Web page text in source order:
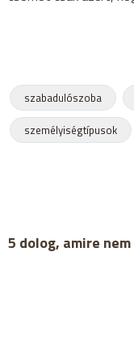
szabadulószoba
személyiségtípusok
5 dolog, amire